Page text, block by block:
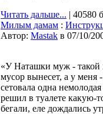
Читать дальше... | 40580
Милым дамам :
Автор: Мastak в 07/10/
«У Наташки муж - такой
мусор вынесет, а у меня
сетовала одна
решил в туалете какую-
бегали, еле дождались